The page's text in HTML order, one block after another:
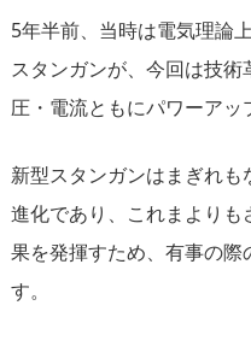
5年半前、当時は電気理論
スタンガンが、今回は技
圧・電流ともにパワーアッ
新型スタンガンはまぎれ
進化であり、これまより
果を発揮すため、有事の際
す。